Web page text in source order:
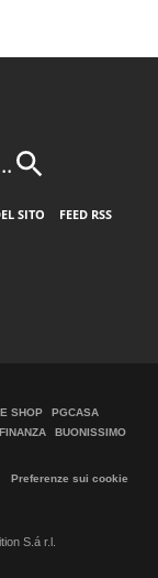
SITO
FEED RSS
SHOP
PGCASA
BUONISSIMO
Preferenze sui cookie
S.á r.l.